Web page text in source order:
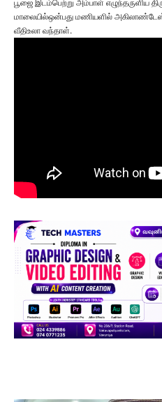
பூஜை இடம்பெற்று அம்பாள் எழுந்தருளிய
மாலையில்ஒன்பது மணியளில்
வீதிஉலா வந்தாள்.